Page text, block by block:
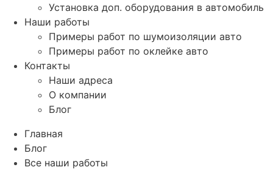
Установка доп. оборудования в автомобиль
Наши работы
Примеры работ по шумоизоляции авто
Примеры работ по оклейке авто
Контакты
Наши адреса
О компании
Блог
Главная
Блог
Все наши работы